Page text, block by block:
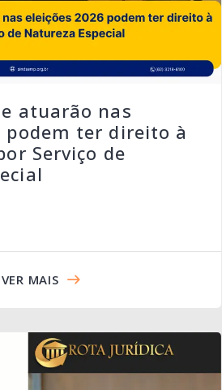
atuarão nas
podem ter direito à
Serviço de
VER MAIS